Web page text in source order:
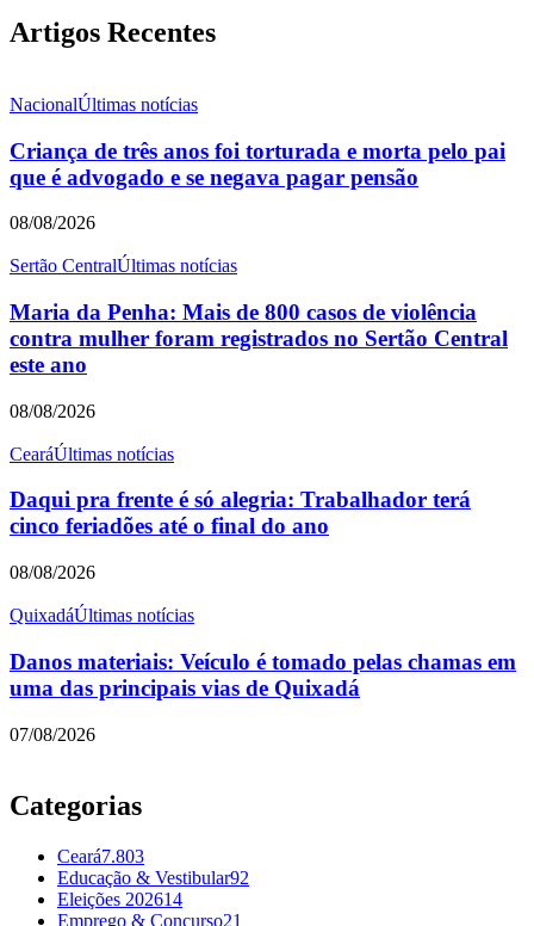
Artigos Recentes
NacionalÚltimas notícias
Criança de três anos foi torturada e morta pelo pai
que é advogado e se negava pagar pensão
08/08/2026
Sertão CentralÚltimas notícias
Maria da Penha: Mais de 800 casos de violência
contra mulher foram registrados no Sertão Central
este ano
08/08/2026
CearáÚltimas notícias
Daqui pra frente é só alegria: Trabalhador terá
cinco feriadões até o final do ano
08/08/2026
QuixadáÚltimas notícias
Danos materiais: Veículo é tomado pelas chamas em
uma das principais vias de Quixadá
07/08/2026
Categorias
Ceará7.803
Educação & Vestibular92
Eleições 202614
Emprego & Concurso21